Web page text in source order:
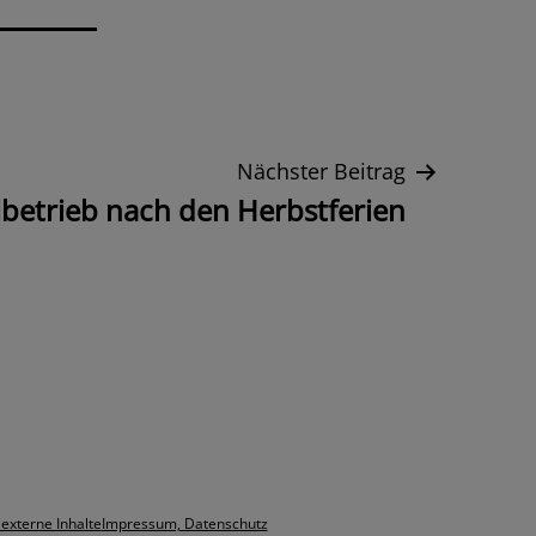
Nächster Beitrag
nach den Herbstferien
InhalteImpressum, Datenschutz